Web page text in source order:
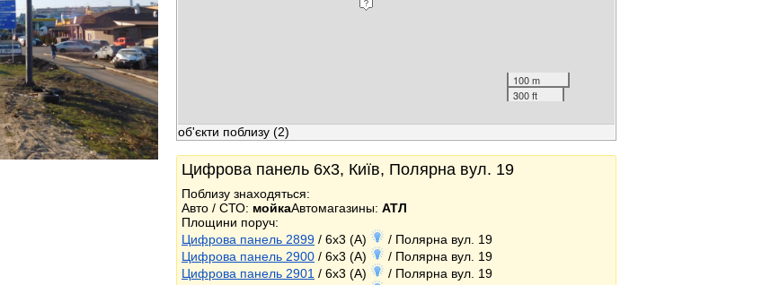
100 m
300 ft
об'єкти поблизу (2)
Цифрова панель 6x3, Київ, Полярна вул. 19
Поблизу знаходяться:
Авто / СТО: мойкаАвтомагазины: АТЛ
Площини поруч:
Цифрова панель 2899 / 6x3 (A)
/ Полярна вул. 19
Цифрова панель 2900 / 6x3 (A)
/ Полярна вул. 19
Цифрова панель 2901 / 6x3 (A)
/ Полярна вул. 19